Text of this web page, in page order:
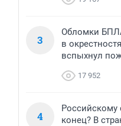
3
Обломки
в
вспыхнул
17 952
4
конец? В